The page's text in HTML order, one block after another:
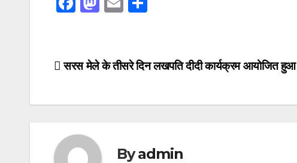
e
k
o
e
Post
सरस मेले के तीसरे दिन लखपति दीदी कार्यक्रम आयोजित हुआ
Byadmin